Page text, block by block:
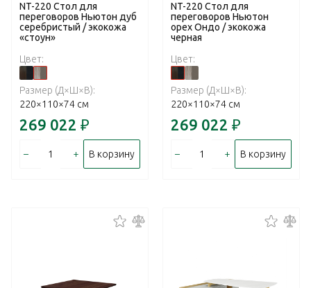
NT-220 Стол для
переговоров Ньютон дуб
серебристый / экокожа
«стоун»
Цвет:
Размер (Д×Ш×В):
220×110×74 см
269 022 ₽
– + В корзину
NT-220 Стол для
переговоров Ньютон
орех Ондо / экокожа
черная
Цвет:
Размер (Д×Ш×В):
220×110×74 см
269 022 ₽
– + В корзину